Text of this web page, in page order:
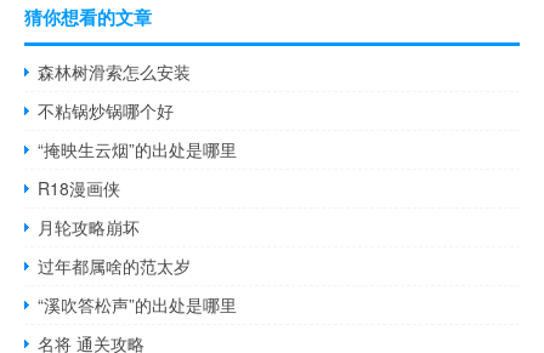
猜你想看的文章
森林树滑索怎么安装
不粘锅炒锅哪个好
“掩映生云烟”的出处是哪里
R18漫画侠
月轮攻略崩坏
过年都属啥的范太岁
“溪吹答松声”的出处是哪里
名将 通关攻略